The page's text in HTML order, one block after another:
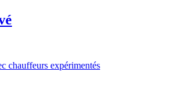
chauffeurs expérimentés